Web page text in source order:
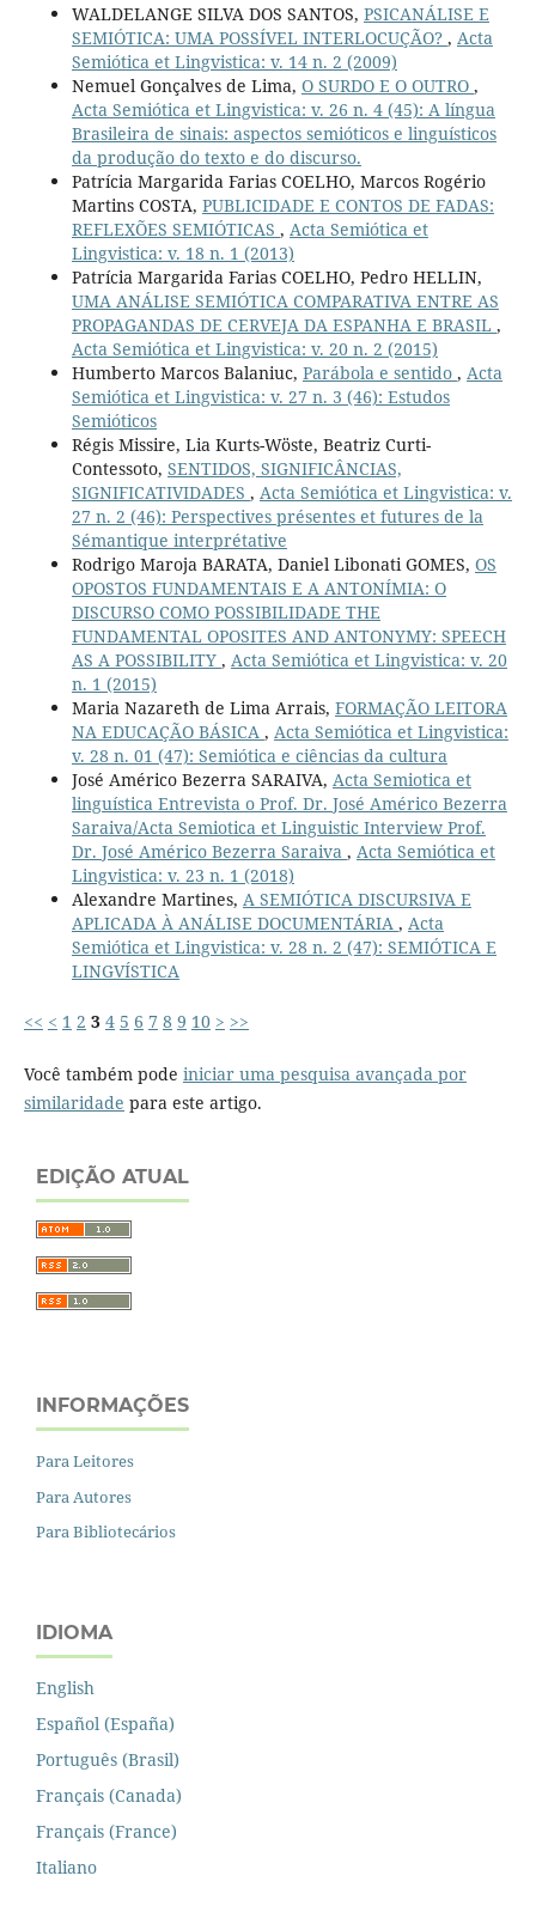
WALDELANGE SILVA DOS SANTOS, PSICANÁLISE E
SEMIÓTICA: UMA POSSÍVEL INTERLOCUÇÃO? , Acta
Semiótica et Lingvistica: v. 14 n. 2 (2009)
Nemuel Gonçalves de Lima, O SURDO E O OUTRO ,
Acta Semiótica et Lingvistica: v. 26 n. 4 (45): A língua
Brasileira de sinais: aspectos semióticos e linguísticos
da produção do texto e do discurso.
Patrícia Margarida Farias COELHO, Marcos Rogério
Martins COSTA, PUBLICIDADE E CONTOS DE FADAS:
REFLEXÕES SEMIÓTICAS , Acta Semiótica et
Lingvistica: v. 18 n. 1 (2013)
Patrícia Margarida Farias COELHO, Pedro HELLIN,
UMA ANÁLISE SEMIÓTICA COMPARATIVA ENTRE AS
PROPAGANDAS DE CERVEJA DA ESPANHA E BRASIL ,
Acta Semiótica et Lingvistica: v. 20 n. 2 (2015)
Humberto Marcos Balaniuc, Parábola e sentido , Acta
Semiótica et Lingvistica: v. 27 n. 3 (46): Estudos
Semióticos
Régis Missire, Lia Kurts-Wöste, Beatriz Curti-
Contessoto, SENTIDOS, SIGNIFICÂNCIAS,
SIGNIFICATIVIDADES , Acta Semiótica et Lingvistica: v.
27 n. 2 (46): Perspectives présentes et futures de la
Sémantique interprétative
Rodrigo Maroja BARATA, Daniel Libonati GOMES, OS
OPOSTOS FUNDAMENTAIS E A ANTONÍMIA: O
DISCURSO COMO POSSIBILIDADE THE
FUNDAMENTAL OPOSITES AND ANTONYMY: SPEECH
AS A POSSIBILITY , Acta Semiótica et Lingvistica: v. 20
n. 1 (2015)
Maria Nazareth de Lima Arrais, FORMAÇÃO LEITORA
NA EDUCAÇÃO BÁSICA , Acta Semiótica et Lingvistica:
v. 28 n. 01 (47): Semiótica e ciências da cultura
José Américo Bezerra SARAIVA, Acta Semiotica et
linguística Entrevista o Prof. Dr. José Américo Bezerra
Saraiva/Acta Semiotica et Linguistic Interview Prof.
Dr. José Américo Bezerra Saraiva , Acta Semiótica et
Lingvistica: v. 23 n. 1 (2018)
Alexandre Martines, A SEMIÓTICA DISCURSIVA E
APLICADA À ANÁLISE DOCUMENTÁRIA , Acta
Semiótica et Lingvistica: v. 28 n. 2 (47): SEMIÓTICA E
LINGVÍSTICA
<< < 1 2 3 4 5 6 7 8 9 10 > >>
Você também pode iniciar uma pesquisa avançada por
similaridade para este artigo.
EDIÇÃO ATUAL
INFORMAÇÕES
Para Leitores
Para Autores
Para Bibliotecários
IDIOMA
English
Español (España)
Português (Brasil)
Français (Canada)
Français (France)
Italiano